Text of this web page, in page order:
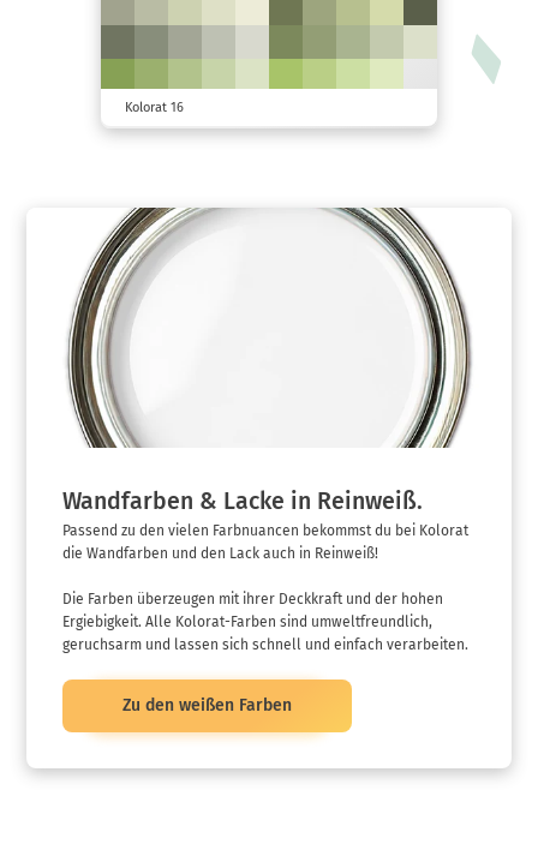
Kolorat 16
Wandfarben & Lacke in Reinweiß.
Passend zu den vielen Farbnuancen bekommst du bei Kolorat
die Wandfarben und den Lack auch in Reinweiß!
Die Farben überzeugen mit ihrer Deckkraft und der hohen
Ergiebigkeit. Alle Kolorat-Farben sind umweltfreundlich,
geruchsarm und lassen sich schnell und einfach verarbeiten.
Zu den weißen Farben